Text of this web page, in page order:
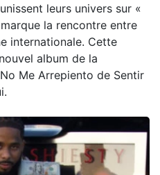
leurs univers sur «
la rencontre entre
internationale. Cette
album de la
Me Arrepiento de Sentir